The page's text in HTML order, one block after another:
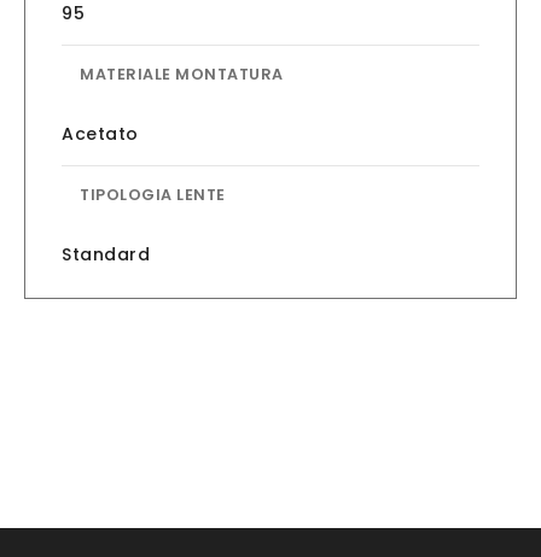
95
MATERIALE MONTATURA
Acetato
TIPOLOGIA LENTE
Standard